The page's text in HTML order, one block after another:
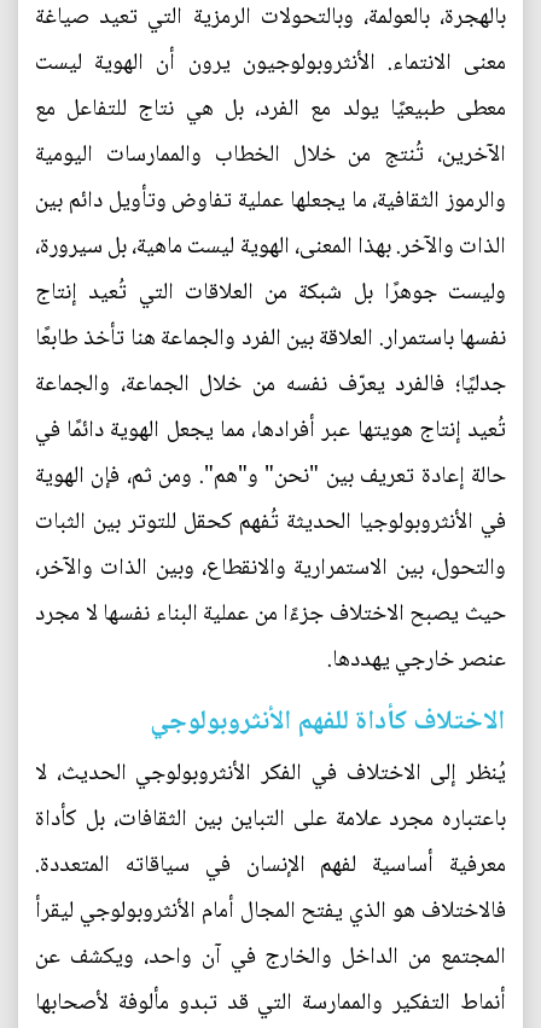
بالهجرة، بالعولمة، وبالتحولات الرمزية التي تعيد صياغة
معنى الانتماء. الأنثروبولوجيون يرون أن الهوية ليست
معطى طبيعيًا يولد مع الفرد، بل هي نتاج للتفاعل مع
الآخرين، تُنتج من خلال الخطاب والممارسات اليومية
والرموز الثقافية، ما يجعلها عملية تفاوض وتأويل دائم بين
الذات والآخر. بهذا المعنى، الهوية ليست ماهية، بل سيرورة،
وليست جوهرًا بل شبكة من العلاقات التي تُعيد إنتاج
نفسها باستمرار. العلاقة بين الفرد والجماعة هنا تأخذ طابعًا
جدليًا؛ فالفرد يعرّف نفسه من خلال الجماعة، والجماعة
تُعيد إنتاج هويتها عبر أفرادها، مما يجعل الهوية دائمًا في
حالة إعادة تعريف بين "نحن" و"هم". ومن ثم، فإن الهوية
في الأنثروبولوجيا الحديثة تُفهم كحقل للتوتر بين الثبات
والتحول، بين الاستمرارية والانقطاع، وبين الذات والآخر،
حيث يصبح الاختلاف جزءًا من عملية البناء نفسها لا مجرد
عنصر خارجي يهددها.
الاختلاف كأداة للفهم الأنثروبولوجي
يُنظر إلى الاختلاف في الفكر الأنثروبولوجي الحديث، لا
باعتباره مجرد علامة على التباين بين الثقافات، بل كأداة
معرفية أساسية لفهم الإنسان في سياقاته المتعددة.
فالاختلاف هو الذي يفتح المجال أمام الأنثروبولوجي ليقرأ
المجتمع من الداخل والخارج في آن واحد، ويكشف عن
أنماط التفكير والممارسة التي قد تبدو مألوفة لأصحابها